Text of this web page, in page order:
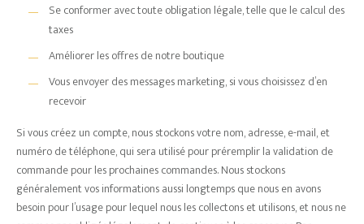
Se conformer avec toute obligation légale, telle que le calcul des
taxes
Améliorer les offres de notre boutique
Vous envoyer des messages marketing, si vous choisissez d’en
recevoir
Si vous créez un compte, nous stockons votre nom, adresse, e-mail, et
numéro de téléphone, qui sera utilisé pour préremplir la validation de
commande pour les prochaines commandes. Nous stockons
généralement vos informations aussi longtemps que nous en avons
besoin pour l’usage pour lequel nous les collectons et utilisons, et nous ne